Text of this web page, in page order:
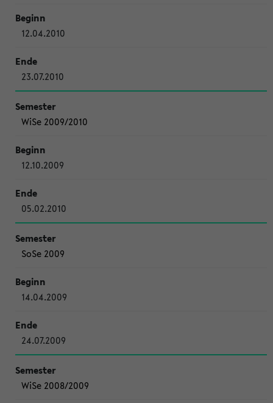
12.04.2010
23.07.2010
WiSe 2009/2010
12.10.2009
05.02.2010
SoSe 2009
14.04.2009
24.07.2009
WiSe 2008/2009